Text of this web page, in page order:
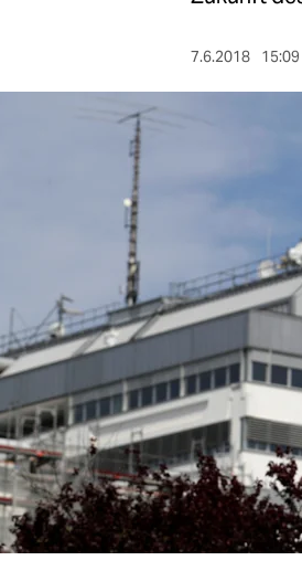
veranstaltungen
shop
fragen & hilfe
unterstützen
abo
genossenschaft
7.6.2018